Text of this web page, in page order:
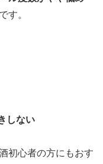
す。
しない
初心者の方にもおす